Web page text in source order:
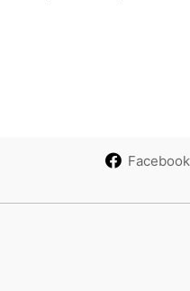
Facebook